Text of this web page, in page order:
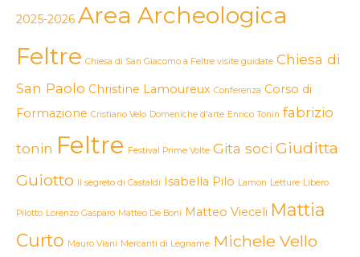
2025-2026 Area Archeologica
Feltre Chiesa di San Giacomo a Feltre visite guidate Chiesa di
San Paolo Christine Lamoureux Conferenza Corso di
Formazione Cristiano Velo Domeniche d'arte Enrico Tonin fabrizio
tonin Feltre Festival Prime Volte Gita soci Giuditta
Guiotto
Il segreto di Castaldi Isabella Pilo Lamon Letture Libero
Pilotto Lorenzo Gasparo Matteo De Boni Matteo Vieceli Mattia
Curto Mauro Viani Mercanti di Legname Michele Vello